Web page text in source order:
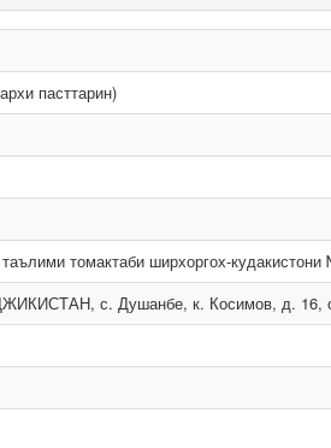
пасттарин)
томактаби ширхоргох-
с. Душанбе, к. Косимов, д. 16,